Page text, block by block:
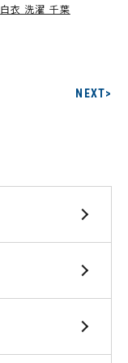
白衣 洗濯 千葉
NEXT>